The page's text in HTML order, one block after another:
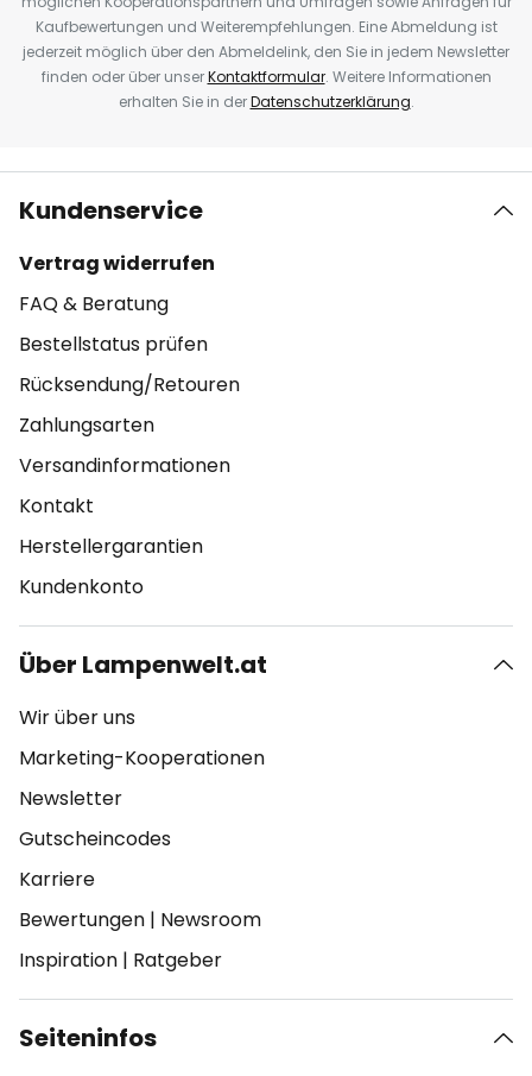
Kaufbewertungen und Weiterempfehlungen. Eine Abmeldung ist
jederzeit möglich über den Abmeldelink, den Sie in jedem Newsletter
finden oder über unserKontaktformular. Weitere Informationen
erhalten Sie in derDatenschutzerklärung.
Kundenservice
Vertrag widerrufen
FAQ & Beratung
Bestellstatus prüfen
Rücksendung/Retouren
Zahlungsarten
Versandinformationen
Kontakt
Herstellergarantien
Kundenkonto
Über Lampenwelt.at
Wir über uns
Marketing-Kooperationen
Newsletter
Gutscheincodes
Karriere
Bewertungen | Newsroom
Inspiration | Ratgeber
Seiteninfos